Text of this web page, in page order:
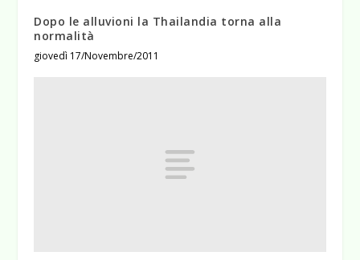
Dopo le alluvioni la Thailandia torna alla
normalità
giovedì 17/Novembre/2011